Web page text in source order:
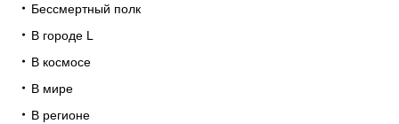
Бессмертный полк
В городе L
В космосе
В мире
В регионе